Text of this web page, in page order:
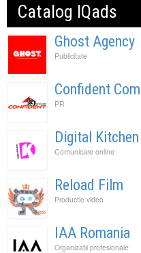
Catalog IQads
Ghost Agency
Publicitate
Confident
PR
Digital Kitchen
Comunicare online
Reload Film
Productie video
IAA Romania
Organizatii profesionale